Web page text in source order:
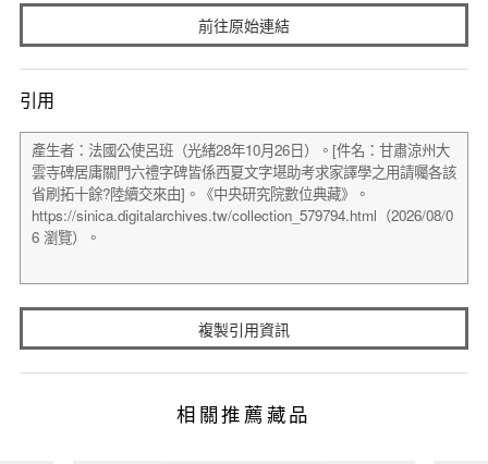
前往原始連結
引用
複製引用資訊
相關推薦藏品